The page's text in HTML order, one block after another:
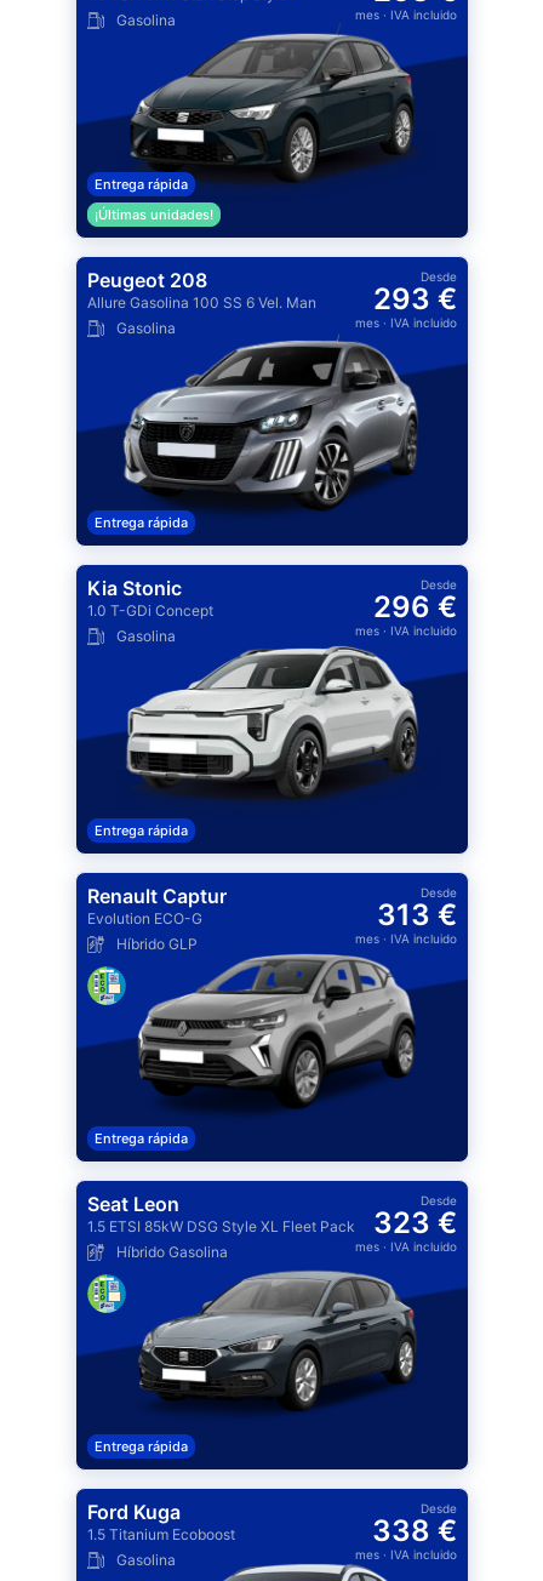
Gasolina
mes· IVA incluido
Entrega rápida
¡Últimas unidades!
Peugeot 208
Allure Gasolina 100 SS 6 Vel. Man
Gasolina
Desde
293 €
mes· IVA incluido
Entrega rápida
Kia Stonic
1.0 T-GDi Concept
Gasolina
Desde
296 €
mes· IVA incluido
Entrega rápida
Renault Captur
Evolution ECO-G
Híbrido GLP
Desde
313 €
mes· IVA incluido
Entrega rápida
Seat Leon
1.5 ETSI 85kW DSG Style XL Fleet Pack
Híbrido Gasolina
Desde
323 €
mes· IVA incluido
Entrega rápida
Ford Kuga
1.5 Titanium Ecoboost
Gasolina
Desde
338 €
mes· IVA incluido